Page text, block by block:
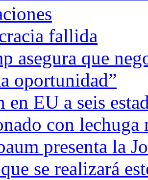
fallida
asegura que
oportunidad”
en EU a seis
con lechuga
presenta la
se realizará